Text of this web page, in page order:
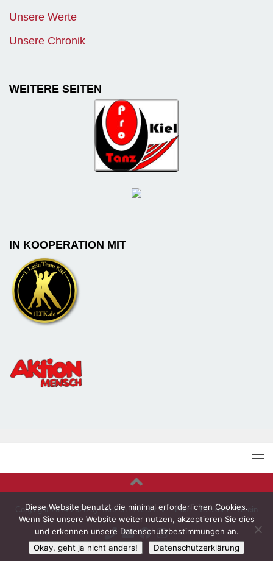
Unsere Werte
Unsere Chronik
WEITERE SEITEN
IN KOOPERATION MIT
Copyright 2014-2026 byTanzen in Kiel e.V.- Post - Telekom - Verein
Diese Website benutzt die minimal erforderlichen Cookies.
Wenn Sie unsere Website weiter nutzen, akzeptieren Sie dies
und erkennen unsere Datenschutzbestimmungen an.
Okay, geht ja nicht anders!
Datenschutzerklärung